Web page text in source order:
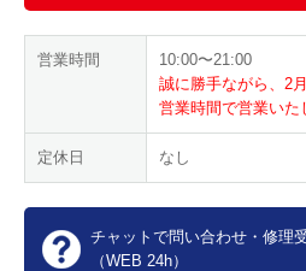
営業時間
10:00〜21:00
誠に勝手ながら、2
営業時間で営業いた
定休日 なし
チャットで問い合わせ・修理
（WEB 24h）